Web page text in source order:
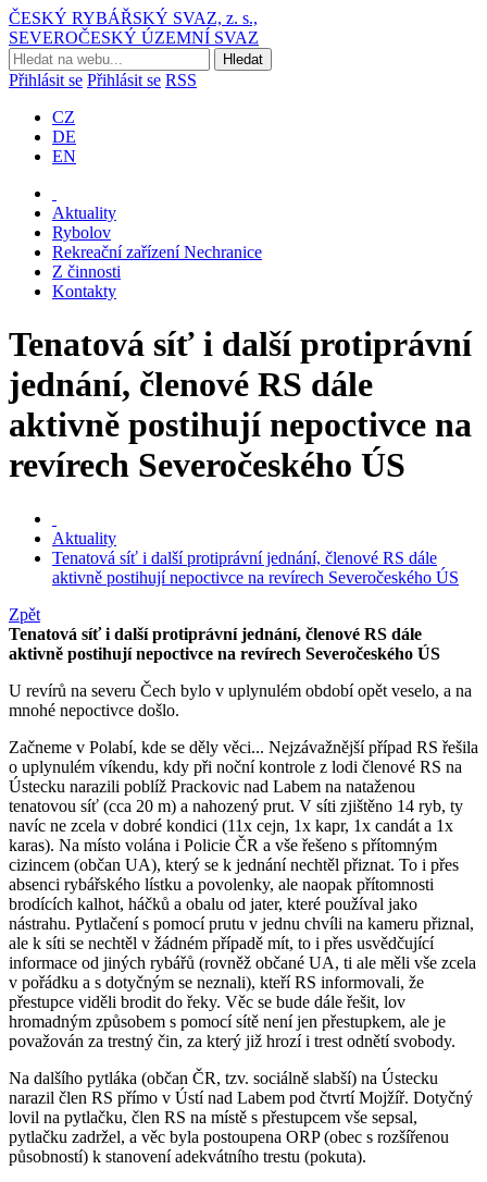
ČESKÝ RYBÁŘSKÝ SVAZ, z. s.,
SEVEROČESKÝ ÚZEMNÍ SVAZ
Přihlásit se Přihlásit se RSS
CZ
DE
EN
Aktuality
Rybolov
Rekreační zařízení Nechranice
Z činnosti
Kontakty
Tenatová síť i další protiprávní
jednání, členové RS dále
aktivně postihují nepoctivce na
revírech Severočeského ÚS
Aktuality
Tenatová síť i další protiprávní jednání, členové RS dále
aktivně postihují nepoctivce na revírech Severočeského ÚS
Zpět
Tenatová síť i další protiprávní jednání, členové RS dále
aktivně postihují nepoctivce na revírech Severočeského ÚS
U revírů na severu Čech bylo v uplynulém období opět veselo, a na
mnohé nepoctivce došlo.
Začneme v Polabí, kde se děly věci... Nejzávažnější případ RS řešila
o uplynulém víkendu, kdy při noční kontrole z lodi členové RS na
Ústecku narazili poblíž Prackovic nad Labem na nataženou
tenatovou síť (cca 20 m) a nahozený prut. V síti zjištěno 14 ryb, ty
navíc ne zcela v dobré kondici (11x cejn, 1x kapr, 1x candát a 1x
karas). Na místo volána i Policie ČR a vše řešeno s přítomným
cizincem (občan UA), který se k jednání nechtěl přiznat. To i přes
absenci rybářského lístku a povolenky, ale naopak přítomnosti
brodících kalhot, háčků a obalu od jater, které používal jako
nástrahu. Pytlačení s pomocí prutu v jednu chvíli na kameru přiznal,
ale k síti se nechtěl v žádném případě mít, to i přes usvědčující
informace od jiných rybářů (rovněž občané UA, ti ale měli vše zcela
v pořádku a s dotyčným se neznali), kteří RS informovali, že
přestupce viděli brodit do řeky. Věc se bude dále řešit, lov
hromadným způsobem s pomocí sítě není jen přestupkem, ale je
považován za trestný čin, za který již hrozí i trest odnětí svobody.
Na dalšího pytláka (občan ČR, tzv. sociálně slabší) na Ústecku
narazil člen RS přímo v Ústí nad Labem pod čtvrtí Mojžíř. Dotyčný
lovil na pytlačku, člen RS na místě s přestupcem vše sepsal,
pytlačku zadržel, a věc byla postoupena ORP (obec s rozšířenou
působností) k stanovení adekvátního trestu (pokuta).